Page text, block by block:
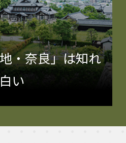
・奈良」は知れ
い